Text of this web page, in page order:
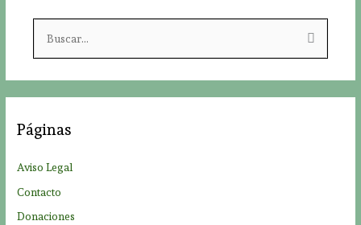
r
Páginas
Aviso Legal
Contacto
Donaciones